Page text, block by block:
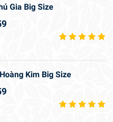
Gia Big Size
Kim Big Size